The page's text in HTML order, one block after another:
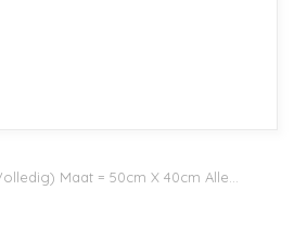
Maat = 50cm X 40cm Alle…